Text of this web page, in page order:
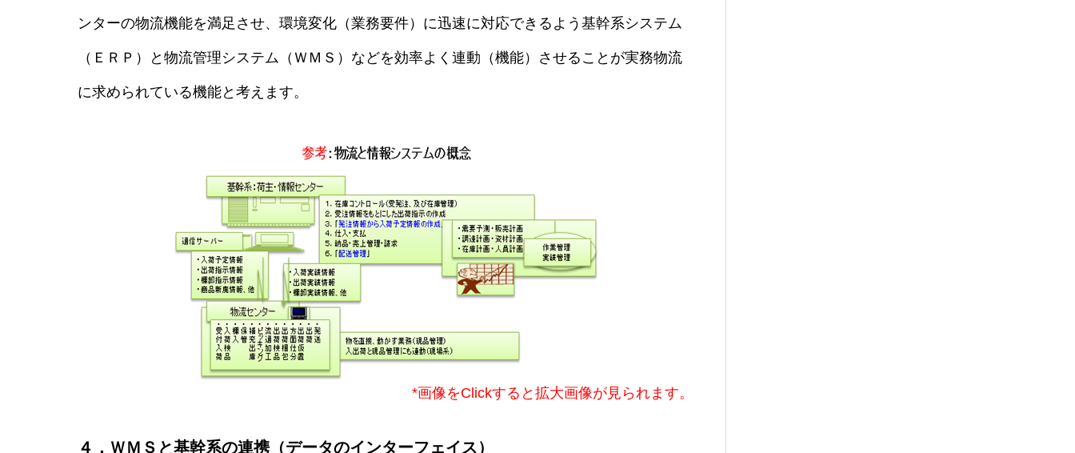
ンターの物流機能を満足させ、環境変化（業務要件）に迅速に対応できるよう基幹系システム
（ＥＲＰ）と物流管理システム（ＷＭＳ）などを効率よく連動（機能）させることが実務物流
に求められている機能と考えます。
*画像をClickすると拡大画像が見られます。
４．ＷＭＳと基幹系の連携（データのインターフェイス）